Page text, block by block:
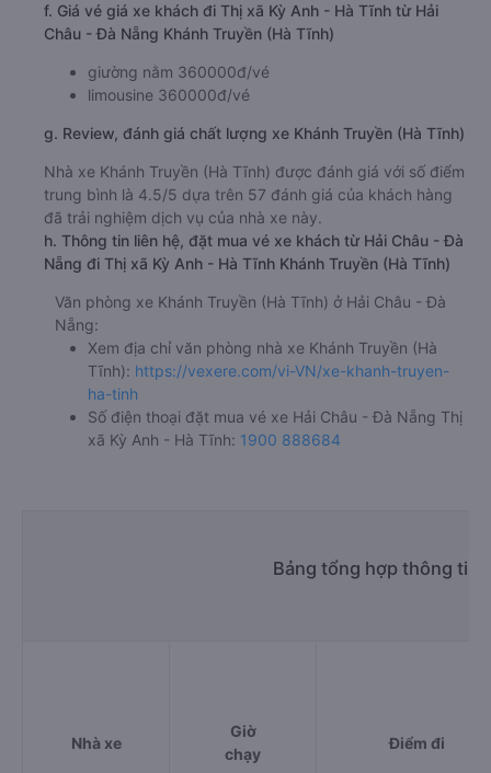
f. Giá vé giá xe khách đi Thị xã Kỳ Anh - Hà Tĩnh từ Hải
Châu - Đà Nẵng Khánh Truyền (Hà Tĩnh)
giường nằm 360000đ/vé
limousine 360000đ/vé
g. Review, đánh giá chất lượng xe Khánh Truyền (Hà Tĩnh)
Nhà xe Khánh Truyền (Hà Tĩnh) được đánh giá với số điểm
trung bình là 4.5/5 dựa trên 57 đánh giá của khách hàng
đã trải nghiệm dịch vụ của nhà xe này.
h. Thông tin liên hệ, đặt mua vé xe khách từ Hải Châu - Đà
Nẵng đi Thị xã Kỳ Anh - Hà Tĩnh Khánh Truyền (Hà Tĩnh)
Văn phòng xe Khánh Truyền (Hà Tĩnh) ở Hải Châu - Đà
Nẵng:
Xem địa chỉ văn phòng nhà xe Khánh Truyền (Hà
Tĩnh): https://vexere.com/vi-VN/xe-khanh-truyen-
ha-tinh
Số điện thoại đặt mua vé xe Hải Châu - Đà Nẵng Thị
xã Kỳ Anh - Hà Tĩnh: 1900 888684
Bảng tổng hợp thông tin
Nhà xe
Giờ
chạy
Điểm đi